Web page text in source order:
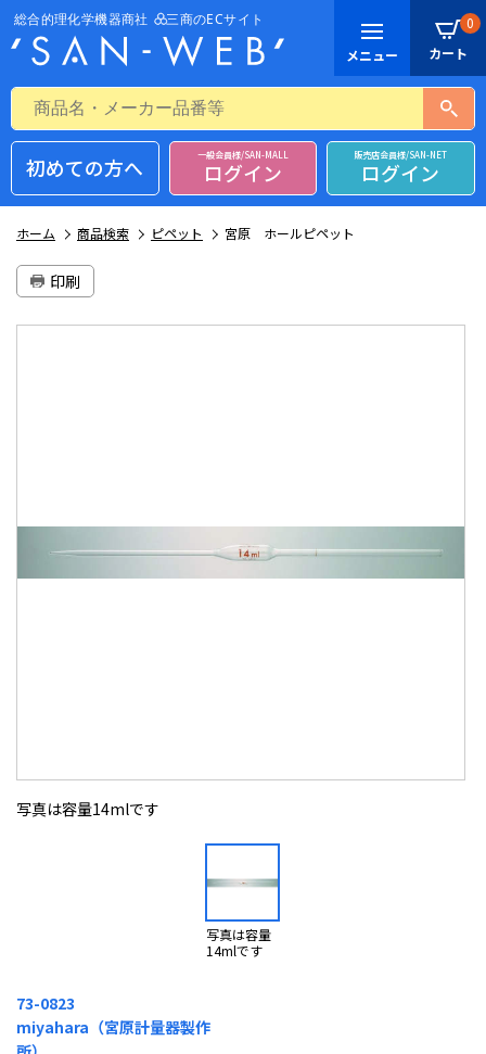
0
初めての方へ 一般会員様/SAN-MALL
ログイン
販売店会員様/SAN-NET
ログイン
ホーム 商品検索 ピペット 宮原 ホールピペット
印刷
写真は容量14mlです
写真は容量
14mlです
73-0823
miyahara（宮原計量器製作